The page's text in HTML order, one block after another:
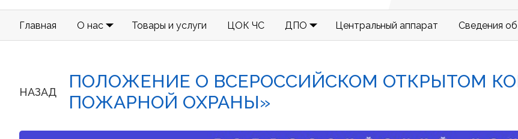
Главная О нас Товары и услуги ЦОК ЧС ДПО Центральный аппарат Сведения
НАЗАД
ПОЛОЖЕНИЕ О ВСЕРОССИЙСКОМ ОТКРЫТОМ
ПОЖАРНОЙ ОХРАНЫ»